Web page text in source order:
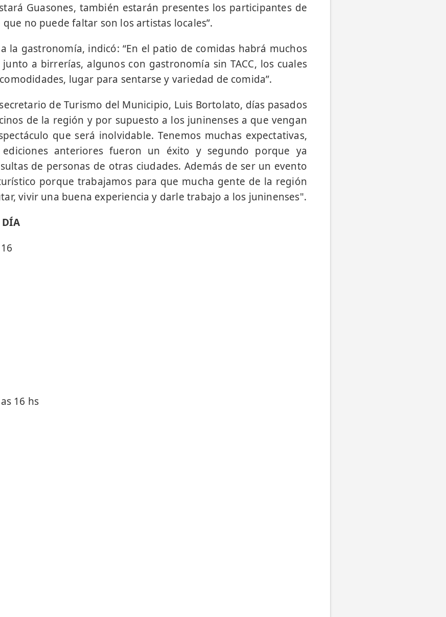
Guasones, también estarán presentes los participantes de
que no puede faltar son los artistas locales”.
la gastronomía, indicó: “En el patio de comidas habrá muchos
a birrerías, algunos con gastronomía sin TACC, los cuales
lugar para sentarse y variedad de comida”.
de Turismo del Municipio, Luis Bortolato, días pasados
de la región y por supuesto a los juninenses a que vengan
que será inolvidable. Tenemos muchas expectativas,
anteriores fueron un éxito y segundo porque ya
de personas de otras ciudades. Además de ser un evento
porque trabajamos para que mucha gente de la región
vivir una buena experiencia y darle trabajo a los juninenses".
DÍA
16 hs